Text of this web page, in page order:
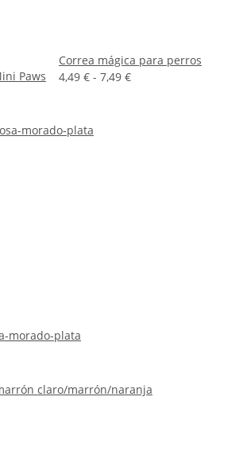
Paws
Correa mágica para perros
4,49 € - 7,49 €
morado-plata